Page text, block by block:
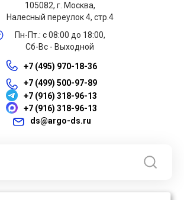
105082, г. Москва,
Налесный переулок 4, стр.4
Пн-Пт.: с 08:00 до 18:00,
Сб-Вс - Выходной
+7 (495) 970-18-36
+7 (499) 500-97-89
+7 (916) 318-96-13
+7 (916) 318-96-13
ds@argo-ds.ru